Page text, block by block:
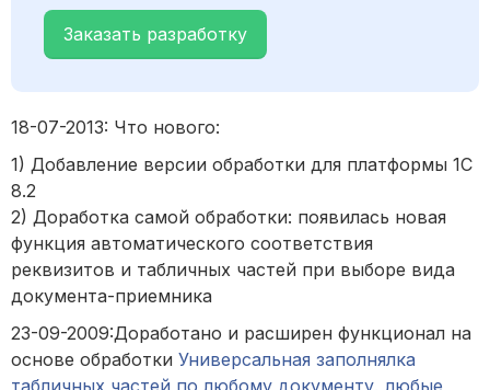
Заказать разработку
18-07-2013: Что нового:
1) Добавление версии обработки для платформы 1С
8.2
2) Доработка самой обработки: появилась новая
функция автоматического соответствия
реквизитов и табличных частей при выборе вида
документа-приемника
23-09-2009:Доработано и расширен функционал на
основе обработки Универсальная заполнялка